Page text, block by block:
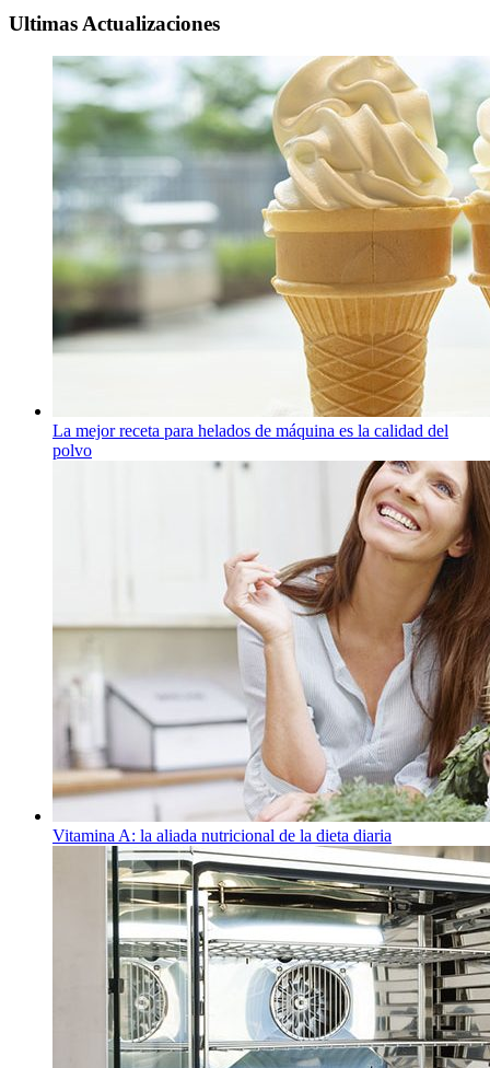
Ultimas Actualizaciones
La mejor receta para helados de máquina es la calidad del
polvo
Vitamina A: la aliada nutricional de la dieta diaria